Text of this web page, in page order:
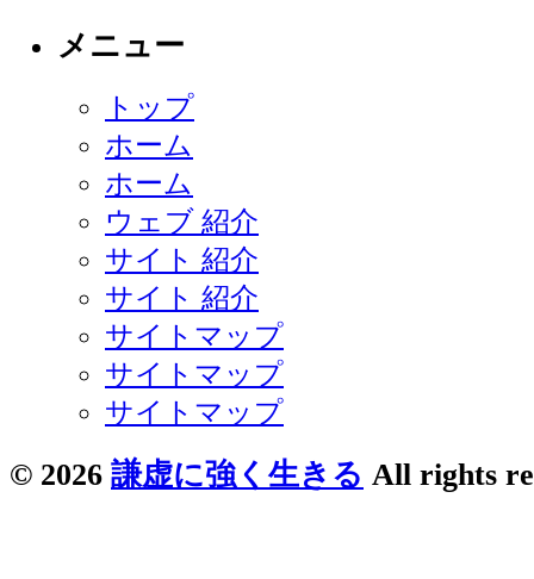
メニュー
トップ
ホーム
ホーム
ウェブ 紹介
サイト 紹介
サイト 紹介
サイトマップ
サイトマップ
サイトマップ
© 2026 謙虚に強く生きる All rights